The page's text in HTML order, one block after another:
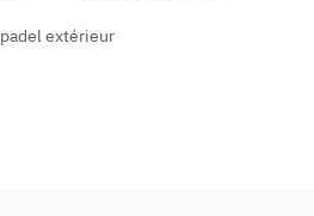
padel extérieur